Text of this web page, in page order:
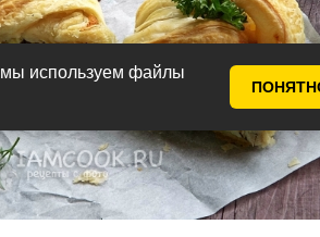
мы используем файлы